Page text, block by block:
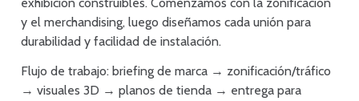
exhibición construibles. Comenzamos con la zonificación
y el merchandising, luego diseñamos cada unión para
durabilidad y facilidad de instalación.
Flujo de trabajo: briefing de marca → zonificación/tráfico
→ visuales 3D → planos de tienda → entrega para